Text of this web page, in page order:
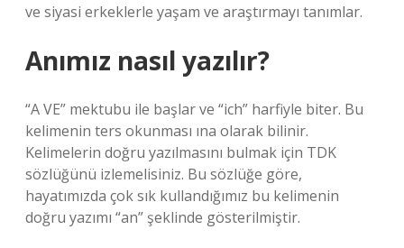
ve siyasi erkeklerle yaşam ve araştırmayı tanımlar.
Anımız nasıl yazılır?
“A VE” mektubu ile başlar ve “ich” harfiyle biter. Bu
kelimenin ters okunması ına olarak bilinir.
Kelimelerin doğru yazılmasını bulmak için TDK
sözlüğünü izlemelisiniz. Bu sözlüğe göre,
hayatımızda çok sık kullandığımız bu kelimenin
doğru yazımı “an” şeklinde gösterilmiştir.